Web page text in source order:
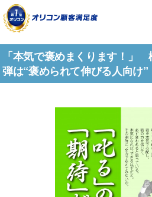
「本気で褒めまくります！」
弾は“褒められて伸びる人向け”